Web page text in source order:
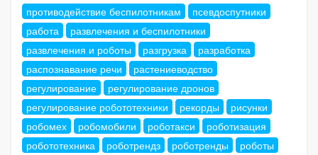
противодействие беспилотникам
псевдоспутники
работа
развлечения и беспилотники
развлечения и роботы
разгрузка
разработка
распознавание речи
растениеводство
регулирование
регулирование дронов
регулирование робототехники
рекорды
рисунки
робомех
робомобили роботакси
роботизация
робототехника
роботрендз роботренды
роботы